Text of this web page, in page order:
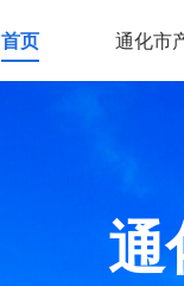
首页 通化市
通